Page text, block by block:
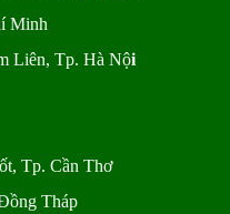
Minh
Liên, Tp. Hà Nội
Tp. Cần Thơ
Tháp